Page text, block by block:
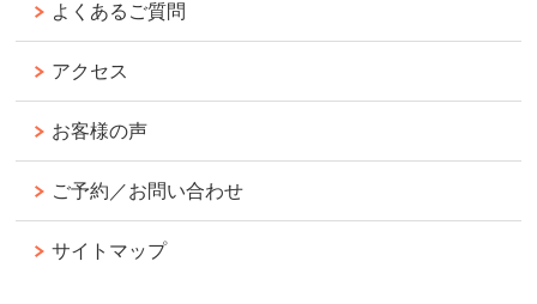
よくあるご質問
アクセス
お客様の声
ご予約／お問い合わせ
サイトマップ